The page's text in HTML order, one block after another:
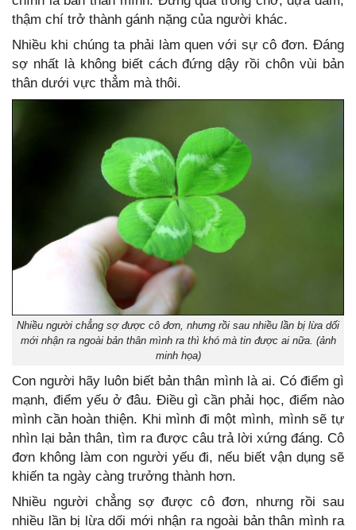
thậm chí trở thành gánh nặng của người khác.
Nhiều khi chúng ta phải làm quen với sự cô đơn. Đáng
sợ nhất là không biết cách đứng dậy rồi chôn vùi bản
thân dưới vực thẳm mà thôi.
Nhiều người chẳng sợ được cô đơn, nhưng rồi sau nhiều lần bị lừa dối
mới nhận ra ngoài bản thân mình ra thì khó mà tin được ai nữa. (ảnh
minh họa)
Con người hãy luôn biết bản thân mình là ai. Có điểm gì
mạnh, điểm yếu ở đâu. Điều gì cần phải học, điểm nào
mình cần hoàn thiện. Khi mình đi một mình, mình sẽ tự
nhìn lại bản thân, tìm ra được câu trả lời xứng đáng. Cô
đơn không làm con người yếu đi, nếu biết vận dụng sẽ
khiến ta ngày càng trưởng thành hơn.
Nhiều người chẳng sợ được cô đơn, nhưng rồi sau
nhiều lần bị lừa dối mới nhận ra ngoài bản thân mình ra